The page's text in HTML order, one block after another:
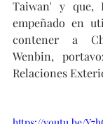
Taiwan' y que,
empeñado en
contener a
Wenbin,
Relaciones